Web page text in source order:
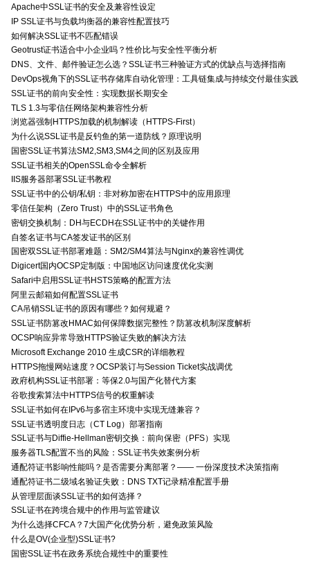
Apache中SSL证书的安全及兼容性设定
IP SSL证书与负载均衡器的兼容性配置技巧
如何解决SSL证书不匹配错误
Geotrust证书适合中小企业吗？性价比与安全性平衡分析
DNS、文件、邮件验证怎么选？SSL证书三种验证方式的优缺点与选择指南
DevOps视角下的SSL证书存储库自动化管理：工具链集成与持续交付最佳实践
SSL证书的前向安全性：实现数据长期安全
TLS 1.3与零信任网络架构兼容性分析
浏览器强制HTTPS加载的机制解读（HTTPS-First）
为什么说SSL证书是反钓鱼的第一道防线？原理说明
国密SSL证书算法SM2,SM3,SM4之间的区别及应用
SSL证书相关的OpenSSL命令全解析
IIS服务器部署SSL证书教程
SSL证书中的公钥/私钥：非对称加密在HTTPS中的应用原理
零信任架构（Zero Trust）中的SSL证书角色
密钥交换机制：DH与ECDH在SSL证书中的关键作用
自签名证书与CA签发证书的区别
国密双SSL证书部署难题：SM2/SM4算法与Nginx的兼容性调优
Digicert国内OCSP定制版：中国地区访问速度优化实测
Safari中启用SSL证书HSTS策略的配置方法
阿里云邮箱如何配置SSL证书
CA吊销SSL证书的原因有哪些？如何规避？
SSL证书防篡改HMAC如何保障数据完整性？防篡改机制深度解析
OCSP响应异常导致HTTPS验证失败的解决方法
Microsoft Exchange 2010 生成CSR的详细教程
HTTPS拖慢网站速度？OCSP装订与Session Ticket实战调优
政府机构SSL证书部署：等保2.0与国产化替代方案
谷歌搜索算法中HTTPS信号的权重解读
SSL证书如何在IPv6与多宿主环境中实现无缝兼容？
SSL证书透明度日志（CT Log）部署指南
SSL证书与Diffie-Hellman密钥交换：前向保密（PFS）实现
服务器TLS配置不当的风险：SSL证书失效案例分析
通配符证书影响性能吗？是否需要分离部署？—— 一份深度技术决策指南
通配符证书二级域名验证失败：DNS TXT记录精准配置手册
从管理层面谈SSL证书的如何选择？
SSL证书在跨境合规中的作用与监管建议
为什么选择CFCA？7大国产化优势分析，避免政策风险
什么是OV(企业型)SSL证书?
国密SSL证书在政务系统合规性中的重要性